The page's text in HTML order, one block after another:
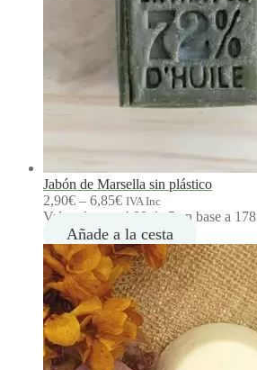
8
0
€
Jabón de Marsella sin plástico
2,90€ – 6,85€R
a
n
g
o
d
e
p
r
e
c
IVA Inc
Valorado con 4.88 de 5 en base a 178
Añade a la cesta